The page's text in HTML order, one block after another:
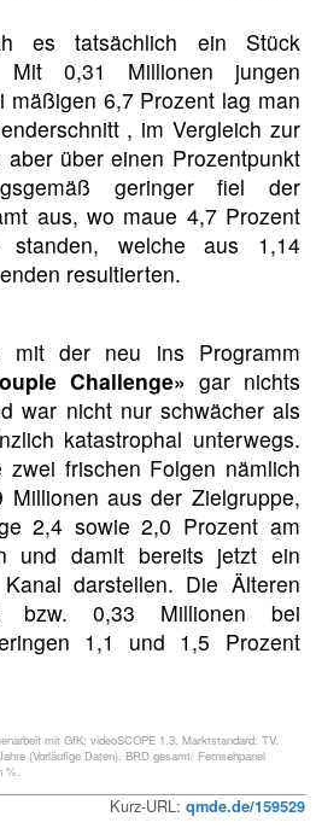
es tatsächlich ein Stück
Mit 0,31 Millionen jungen
mäßigen 6,7 Prozent lag man
, im Vergleich zur
über einen Prozentpunkt
geringer fiel der
aus, wo maue 4,7 Prozent
welche aus 1,14
resultierten.
mit der neu ins Programm
Challenge» gar nichts
war nicht nur schwächer als
katastrophal unterwegs.
zwei frischen Folgen nämlich
Millionen aus der Zielgruppe,
2,4 sowie 2,0 Prozent am
und damit bereits jetzt ein
darstellen. Die Älteren
bzw. 0,33 Millionen bei
1,1 und 1,5 Prozent
mit GfK; videoSCOPE 1.3, Marktstandard: TV.
(Vorläufige Daten), BRD gesamt/ Fernsehpanel
%.
Kurz-URL: qmde.de/159529